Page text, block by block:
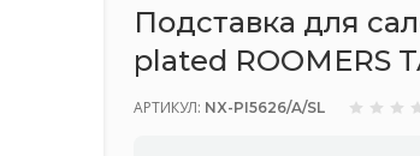
Подставка для
plated ROOMERS
АРТИКУЛ: NX-PI5626/A/SL